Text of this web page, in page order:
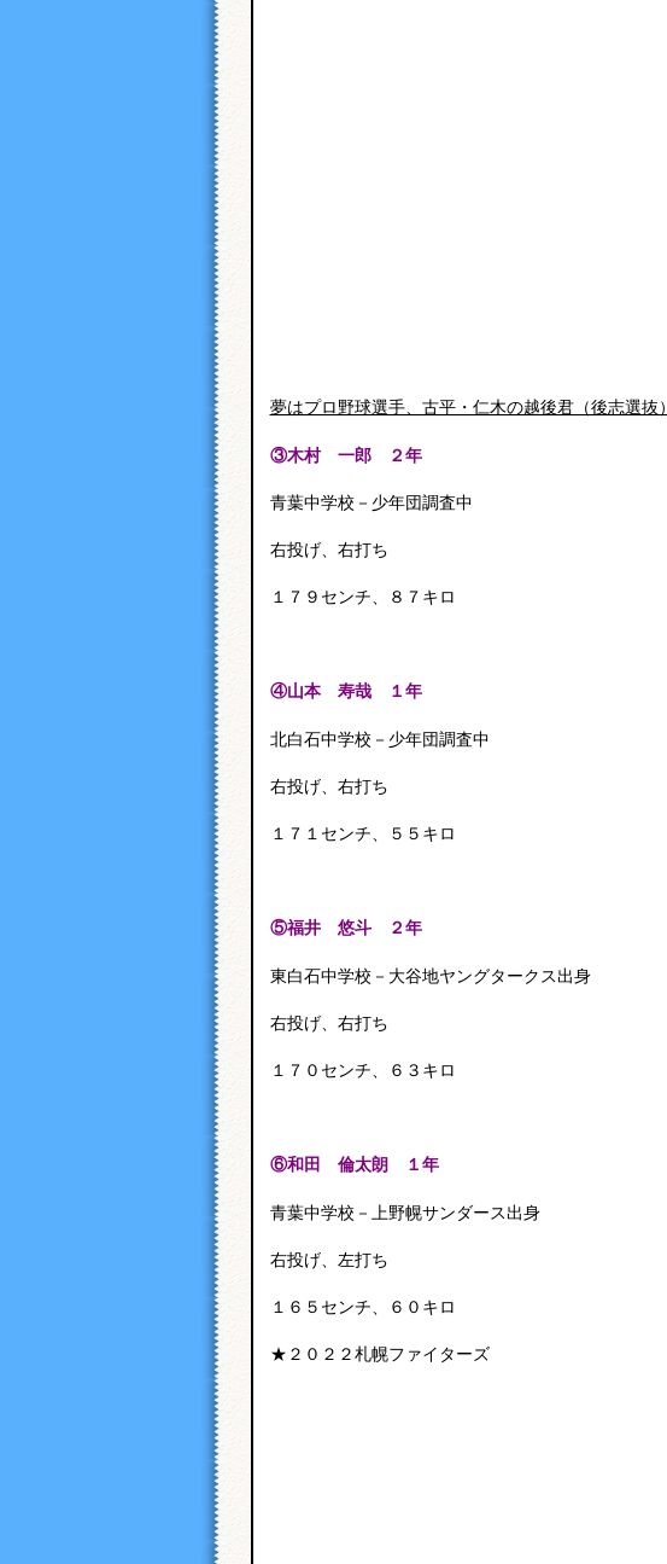
夢はプロ野球選手、古平・仁木の越後君（後志選抜）
③木村 一郎 ２年
青葉中学校－少年団調査中
右投げ、右打ち
１７９センチ、８７キロ
④山本 寿哉 １年
北白石中学校－少年団調査中
右投げ、右打ち
１７１センチ、５５キロ
⑤福井 悠斗 ２年
東白石中学校－大谷地ヤングタークス出身
右投げ、右打ち
１７０センチ、６３キロ
⑥和田 倫太朗 １年
青葉中学校－上野幌サンダース出身
右投げ、左打ち
１６５センチ、６０キロ
★２０２２札幌ファイターズ